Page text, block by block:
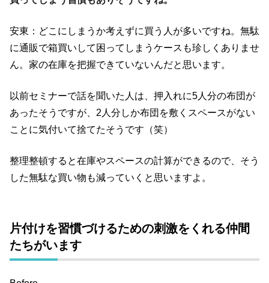
安東：どこにしまうか考えずに買う人が多いですね。無駄
に通販で箱買いして困ってしまうケースも珍しくありませ
ん。家の在庫を把握できていないんだと思います。
以前セミナーで話を聞いた人は、押入れに5人分の布団が
あったそうですが、2人分しか布団を敷くスペースがない
ことに気付いて捨てたそうです（笑）
整理整頓すると在庫やスペースの計算ができるので、そう
した無駄な買い物も減っていくと思いますよ。
片付けを習慣づけるための刺激をくれる仲間
たちがいます